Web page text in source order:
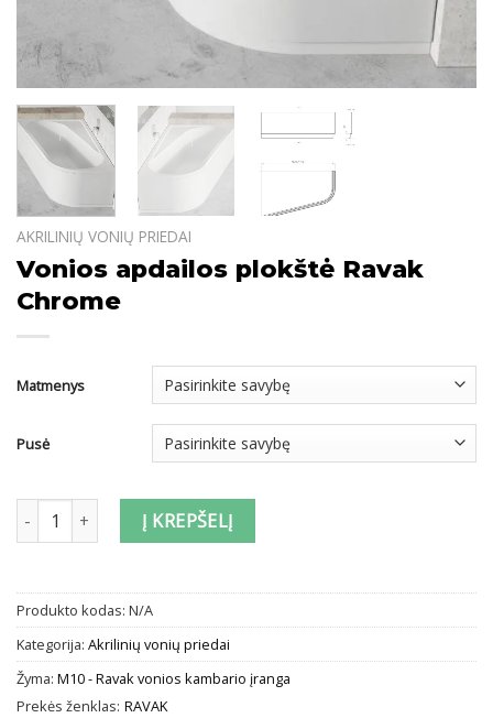
AKRILINIŲ VONIŲ PRIEDAI
Vonios apdailos plokštė Ravak
Chrome
Matmenys
Pusė
produkto kiekis: Vonios apdailos plokštė Ravak Chrome
Į KREPŠELĮ
Produkto kodas: N/A
Kategorija: Akrilinių vonių priedai
Žyma: M10 - Ravak vonios kambario įranga
Prekės ženklas: RAVAK